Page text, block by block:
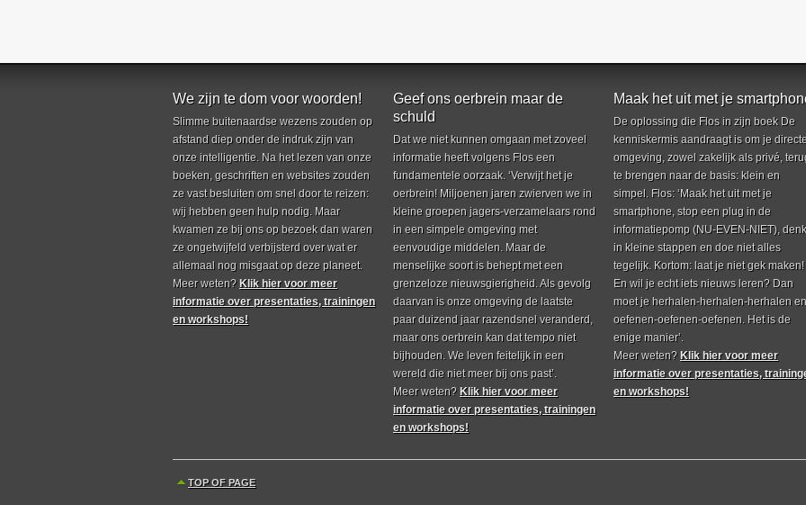
We zijn te dom voor woorden!
Slimme buitenaardse wezens zouden op
afstand diep onder de indruk zijn van
onze intelligentie. Na het lezen van onze
boeken, geschriften en websites zouden
ze vast besluiten om snel door te reizen:
wij hebben geen hulp nodig. Maar
kwamen ze bij ons op bezoek dan waren
ze ongetwijfeld verbijsterd over wat er
allemaal nog misgaat op deze planeet.
Meer weten? Klik hier voor meer
informatie over presentaties, trainingen
en workshops!
Geef ons oerbrein maar de
schuld
Dat we niet kunnen omgaan met zoveel
informatie heeft volgens Flos een
fundamentele oorzaak. ‘Verwijt het je
oerbrein! Miljoenen jaren zwierven we in
kleine groepen jagers-verzamelaars rond
in een simpele omgeving met
eenvoudige middelen. Maar de
menselijke soort is behept met een
grenzeloze nieuwsgierigheid. Als gevolg
daarvan is onze omgeving de laatste
paar duizend jaar razendsnel veranderd,
maar ons oerbrein kan dat tempo niet
bijhouden. We leven feitelijk in een
wereld die niet meer bij ons past’.
Meer weten? Klik hier voor meer
informatie over presentaties, trainingen
en workshops!
Maak het uit met je
De oplossing die Flos in zijn boek De
kenniskermis aandraagt is om je
omgeving, zowel zakelijk als privé,
te brengen naar de basis: klein en
simpel. Flos: ‘Maak het uit met je
smartphone, stop een plug in de
informatiepomp (NU-EVEN-NIET), denk
in kleine stappen en doe niet alles
tegelijk. Kortom: laat je niet gek maken!
En wil je echt iets nieuws leren? Dan
moet je herhalen-herhalen-herhalen en
oefenen-oefenen-oefenen. Het is de
enige manier’.
Meer weten? Klik hier voor meer
informatie over presentaties,
en workshops!
TOP OF PAGE